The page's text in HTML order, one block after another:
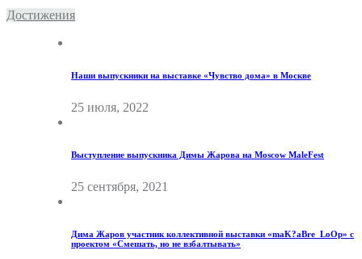
Достижения
Наши выпускники на выставке «Чувство дома» в Москве
25 июля, 2022
Выступление выпускника Димы Жарова на Moscow MaleFest
25 сентября, 2021
Дима Жаров участник коллективной выставки «maK?aBre_LoOp» с
проектом «Смешать, но не взбалтывать»